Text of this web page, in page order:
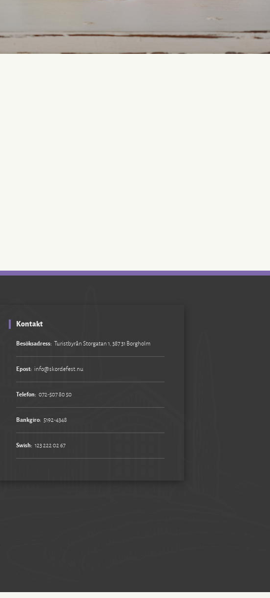
Kontakt
Besöksadress: Turistbyrån Storgatan 1, 387 31 Borgholm
Epost: info@skordefest.nu
Telefon: 072-507 80 50
Bankgiro: 5192-4348
Swish: 123 222 02 67